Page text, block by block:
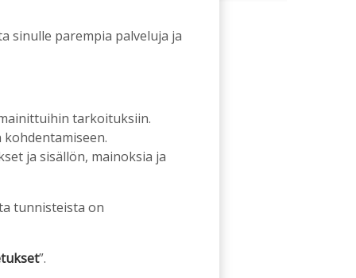
sinulle parempia palveluja ja
tarkoituksiin.
ja sisällön, mainoksia ja
tunnisteista on
”.